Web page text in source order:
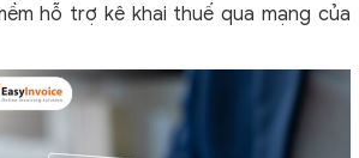
hỗ trợ kê khai thuế qua mạng của